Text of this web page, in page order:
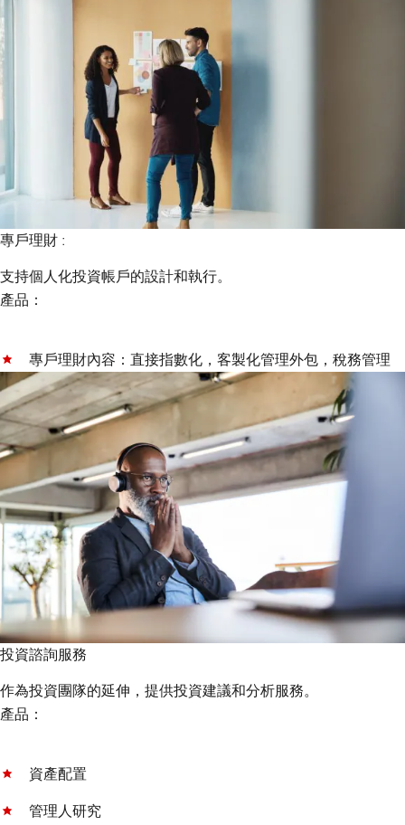
專戶理財 :
支持個人化投資帳戶的設計和執行。
產品：
專戶理財內容：直接指數化，客製化管理外包，稅務管理
投資諮詢服務
作為投資團隊的延伸，提供投資建議和分析服務。
產品：
資產配置
管理人研究